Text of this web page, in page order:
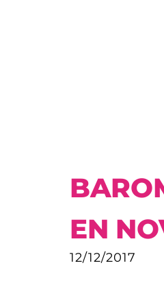
EN
12/12/2017